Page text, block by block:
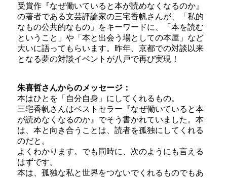
受賞作『なぜ働いていると本が読めなくなるのか』
の著者である文芸評論家の三宅香帆さんが、「私的
なもの公共的なもの」をキーワードに、「本を読む
ということ」や「本と出会う場としての本屋」など
大いに語ってもらいます。昨年、京都での対談以来
となる夢の対談イベントが八戸で再び実現！
朱喜哲さんからのメッセージ：
本はひとを「自分自身」にしてくれるもの。
三宅香帆さんはベストセラー『なぜ働いていると本
が読めなくなるのか』でそう書かれていました。本
は、本と向き合うことは、読者を孤独にしてくれる
のだと。
よくわかります。でも同時に、次のようにも言える
はずです。
本は、孤独な私と世界をつないでくれるものでもあ